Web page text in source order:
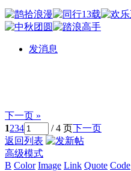
发消息
下一页 »
1234 / 4 页下一页
返回列表
高级模式
B Color Image Link Quote Code